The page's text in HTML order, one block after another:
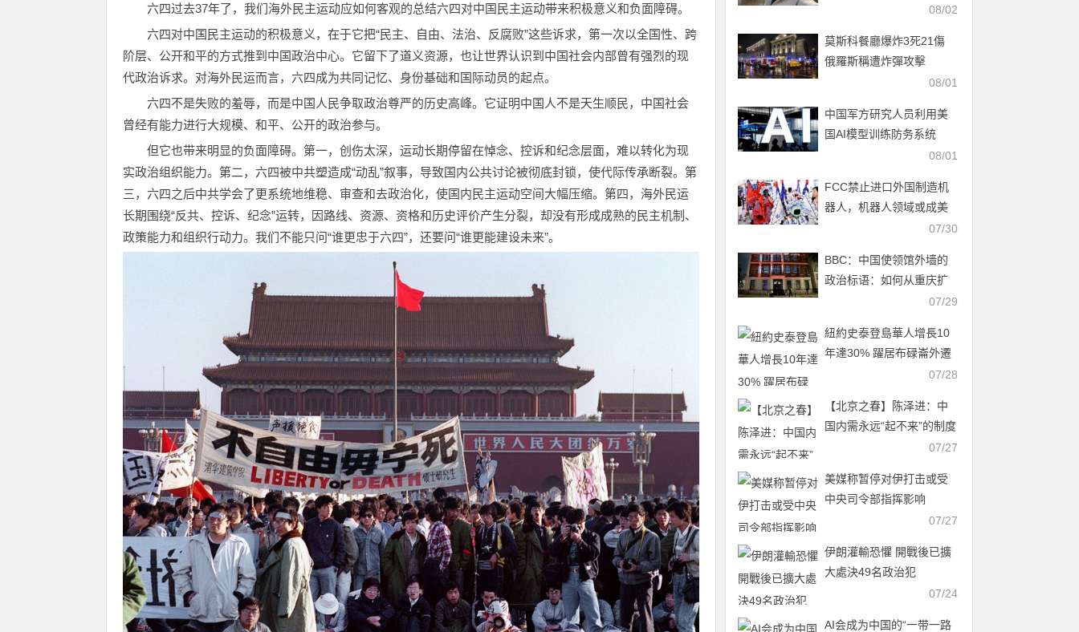
六四过去37年了，我们海外民主运动应如何客观的总结六四对中国民主运动带来积极意义和负面障碍。
六四对中国民主运动的积极意义，在于它把“民主、自由、法治、反腐败”这些诉求，第一次以全国性、跨
阶层、公开和平的方式推到中国政治中心。它留下了道义资源，也让世界认识到中国社会内部曾有强烈的现
代政治诉求。对海外民运而言，六四成为共同记忆、身份基础和国际动员的起点。
六四不是失败的羞辱，而是中国人民争取政治尊严的历史高峰。它证明中国人不是天生顺民，中国社会
曾经有能力进行大规模、和平、公开的政治参与。
但它也带来明显的负面障碍。第一，创伤太深，运动长期停留在悼念、控诉和纪念层面，难以转化为现
实政治组织能力。第二，六四被中共塑造成“动乱”叙事，导致国内公共讨论被彻底封锁，使代际传承断裂。第
三，六四之后中共学会了更系统地维稳、审查和去政治化，使国内民主运动空间大幅压缩。第四，海外民运
长期围绕“反共、控诉、纪念”运转，因路线、资源、资格和历史评价产生分裂，却没有形成成熟的民主机制、
政策能力和组织行动力。我们不能只问“谁更忠于六四”，还要问“谁更能建设未来”。
08/02
莫斯科餐廳爆炸3死21傷
俄羅斯稱遭炸彈攻擊
08/01
中国军方研究人员利用美
国AI模型训练防务系统
08/01
FCC禁止进口外国制造机
器人，机器人领域或成美
07/30
BBC：中国使领馆外墙的
政治标语：如何从重庆扩
07/29
紐約史泰登島華人增長10
年達30% 躍居布碌崙外遷
07/28
【北京之春】陈泽进：中
国内需永远“起不来”的制度
07/27
美媒称暂停对伊打击或受
中央司令部指挥影响
07/27
伊朗灌輸恐懼 開戰後已擴
大處決49名政治犯
07/24
AI会成为中国的“一带一路